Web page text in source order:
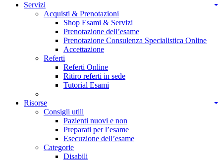
Servizi
Acquisti & Prenotazioni
Shop Esami & Servizi
Prenotazione dell’esame
Prenotazione Consulenza Specialistica Online
Accettazione
Referti
Referti Online
Ritiro referti in sede
Tutorial Esami
Risorse
Consigli utili
Pazienti nuovi e non
Preparati per l’esame
Esecuzione dell’esame
Categorie
Disabili